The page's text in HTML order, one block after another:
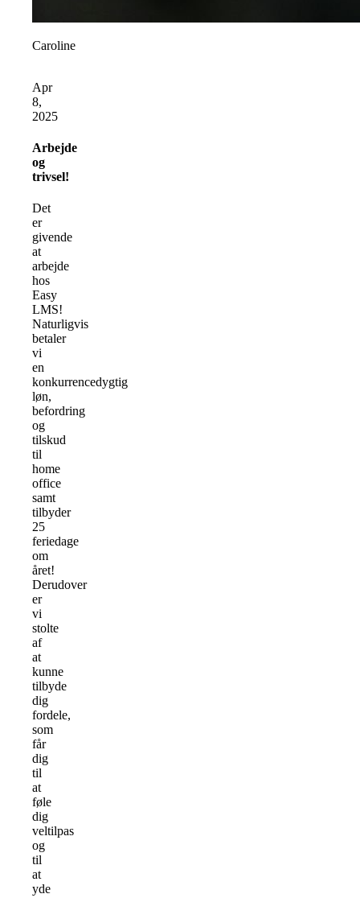
Caroline
Apr
8,
2025
Arbejde
og
trivsel!
Det
er
givende
at
arbejde
hos
Easy
LMS!
Naturligvis
betaler
vi
en
konkurrencedygtig
løn,
befordring
og
tilskud
til
home
office
samt
tilbyder
25
feriedage
om
året!
Derudover
er
vi
stolte
af
at
kunne
tilbyde
dig
fordele,
som
får
dig
til
at
føle
dig
veltilpas
og
til
at
yde